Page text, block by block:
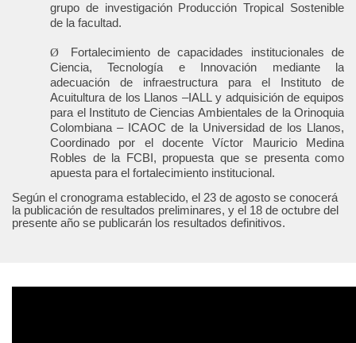
grupo de investigación Producción Tropical Sostenible
de la facultad.
Ø
Fortalecimiento de capacidades institucionales de
Ciencia, Tecnología e Innovación mediante la
adecuación de infraestructura para el Instituto de
Acuitultura de los Llanos –IALL y adquisición de equipos
para el Instituto de Ciencias Ambientales de la Orinoquia
Colombiana – ICAOC de la Universidad de los Llanos,
Coordinado por el docente Víctor Mauricio Medina
Robles de la FCBI, propuesta que se presenta como
apuesta para el fortalecimiento institucional.
Según el cronograma establecido, el 23 de agosto se conocerá
la publicación de resultados preliminares, y el 18 de octubre del
presente año se publicarán los resultados definitivos.